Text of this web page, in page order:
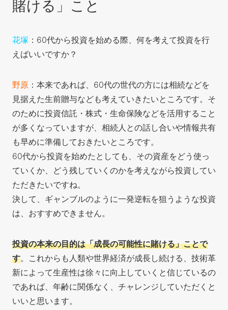
賭ける」こと
花塚 ：60代から投資を始める際、何を考えて投資を行
えばいいですか？
野原 ：本来であれば、60代の世代の方には相続などを
見据えた生前贈与なども考えていきたいところです。そ
のために投資信託・株式・生命保険などを活用すること
が多くなっていますが、相続人との話し合いや情報共有
も早めに準備しておきたいところです。
60代から投資を始めたとしても、その資産をどう使っ
ていくか、どう残していくのかを考えながら投資してい
ただきたいですね。
決して、ギャンブルのように一発逆転を狙うような投資
は、おすすめできません。
投資の本来の目的は「成長の可能性に賭ける」ことで
す。これからも人類や世界経済が成長し続ける、技術革
新によって生産性は徐々に向上していくと信じているの
であれば、年齢に関係なく、チャレンジしていただくと
いいと思います。